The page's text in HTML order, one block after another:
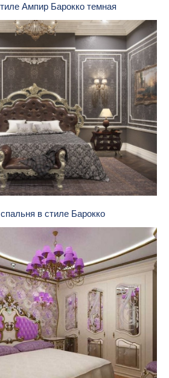
Ампир Барокко темная
в стиле Барокко